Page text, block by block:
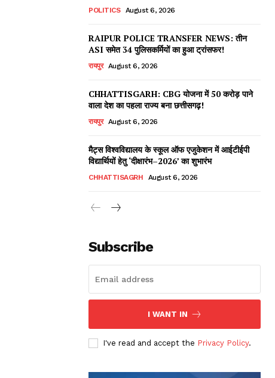
POLITICS August 6, 2026
RAIPUR POLICE TRANSFER NEWS: तीन
ASI समेत 34 पुलिसकर्मियों का हुआ ट्रांसफर!
रायपुर August 6, 2026
CHHATTISGARH: CBG योजना में 50 करोड़ पाने
वाला देश का पहला राज्य बना छत्तीसगढ़!
रायपुर August 6, 2026
मैट्स विश्वविद्यालय के स्कूल ऑफ एजुकेशन में आईटीईपी
विद्यार्थियों हेतु ‘दीक्षारंभ–2026’ का शुभारंभ
CHHATTISAGRH August 6, 2026
Subscribe
I WANT IN
I've read and accept the Privacy Policy.